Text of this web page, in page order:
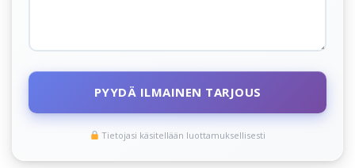
PYYDÄ ILMAINEN TARJOUS
Tietojasi käsitellään luottamuksellisesti